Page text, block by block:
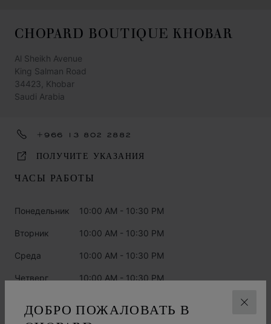
ДОБРО ПОЖАЛОВАТЬ В
CHOPARD BOUTIQUE KHOBAR
Al Sheikh Avenue
King Salman Road
34423, Khobar
Saudi Arabia
+966 13 802 2882
ПОЛУЧИТЕ УКАЗАНИЯ
ЧАСЫ РАБОТЫ
Понедельник 10:00 AM - 10:30 PM
Вторник 10:00 AM - 10:30 PM
Среда 10:00 AM - 10:30 PM
Четверг 10:00 AM - 10:30 PM